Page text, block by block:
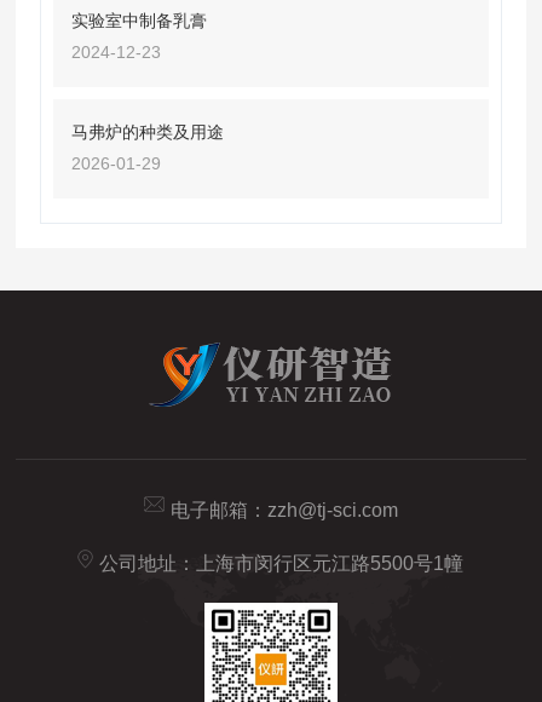
实验室中制备乳膏
2024-12-23
马弗炉的种类及用途
2026-01-29
电子邮箱： zzh@tj-sci.com
公司地址：上海市闵行区元江路5500号1幢